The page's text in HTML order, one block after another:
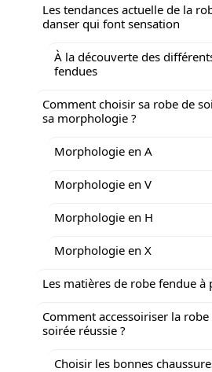
Les tendances actuelle de la
danser qui font sensation
À la découverte des
fendues
Comment choisir sa robe de
sa morphologie ?
Morphologie en A
Morphologie en V
Morphologie en H
Morphologie en X
Les matières de robe fendue
Comment accessoiriser la
soirée réussie ?
Choisir les bonnes